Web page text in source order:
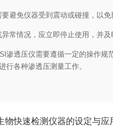
免仪器受到震动或碰撞，以免
情况，应立即停止使用，并及
透压仪需要遵循一定的操作规
行各种渗透压测量工作。
物快速检测仪器的设定与应